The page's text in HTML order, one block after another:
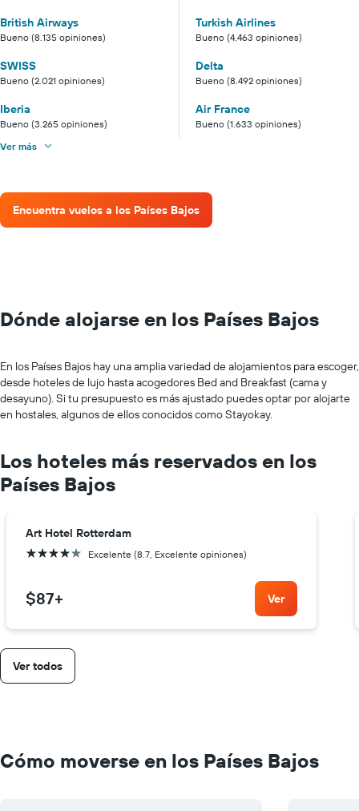
British Airways
Bueno (8.135 opiniones)
Turkish Airlines
Bueno (4.463 opiniones)
SWISS
Bueno (2.021 opiniones)
Delta
Bueno (8.492 opiniones)
Iberia
Bueno (3.265 opiniones)
Air France
Bueno (1.633 opiniones)
Ver más
Encuentra vuelos a los Países Bajos
Dónde alojarse en los Países Bajos
En los Países Bajos hay una amplia variedad de alojamientos para escoger,
desde hoteles de lujo hasta acogedores Bed and Breakfast (cama y
desayuno). Si tu presupuesto es más ajustado puedes optar por alojarte
en hostales, algunos de ellos conocidos como Stayokay.
Los hoteles más reservados en los
Países Bajos
Art Hotel Rotterdam
4 estrellas Excelente (8.7, Excelente opiniones)
$87+ Ver
Ver todos
Cómo moverse en los Países Bajos